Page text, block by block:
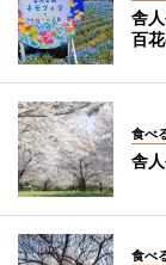
舎
百
食べ
舎
食べ